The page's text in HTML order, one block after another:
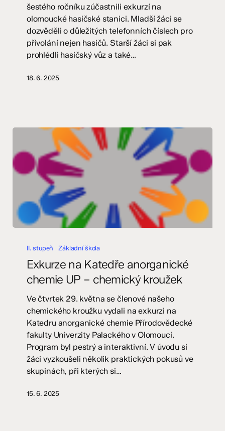
ročníkšestého ročníku zúčastnili exkurzí na
olomoucké hasičské stanici. Mladší žáci se
dozvěděli o důležitých telefonních číslech pro
přivolání nejen hasičů. Starší žáci si pak
prohlédli hasičský vůz a také…
18. 6. 2025
anorganické
chemie
chemický
kroužek
II. stupeň Základní škola
Exkurze na Katedře anorganické
chemie UP – chemický kroužek
Ve čtvrtek 29. května se členové našeho
chemického kroužku vydali na exkurzi na
Katedru anorganické chemie Přírodovědecké
fakulty Univerzity Palackého v Olomouci.
Program byl pestrý a interaktivní. V úvodu si
žáci vyzkoušeli několik praktických pokusů ve
skupinách, při kterých si…
15. 6. 2025